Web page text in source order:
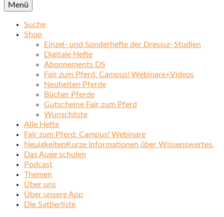
Menü
Suche
Shop
Einzel- und Sonderhefte der Dressur-Studien
Digitale Hefte
Abonnements DS
Fair zum Pferd: Campus! Webinare+Videos
Neuheiten Pferde
Bücher Pferde
Gutscheine Fair zum Pferd
Wunschliste
Alle Hefte
Fair zum Pferd: Campus! Webinare
Neuigkeiten Kurze Informationen über Wissenswertes.
Das Auge schulen
Podcast
Themen
Über uns
Über unsere App
Die Sattlerliste